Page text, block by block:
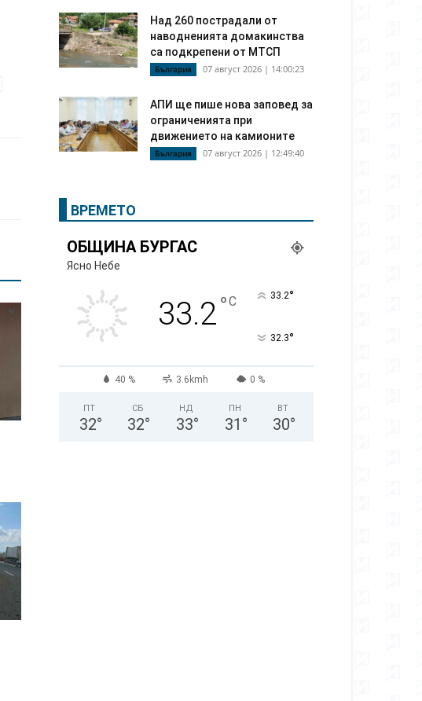
Над 260 пострадали от
наводненията домакинства
са подкрепени от МТСП
България 07 август 2026 | 14:00:23
АПИ ще пише нова заповед за
ограниченията при
движението на камионите
България 07 август 2026 | 12:49:40
ВРЕМЕТО
ОБЩИНА БУРГАС
Ясно Небе
33.2°C 33.2°
32.3°
40 % 3.6kmh 0 %
ПТ
32°
СБ
32°
НД
33°
ПН
31 °
ВТ
30°